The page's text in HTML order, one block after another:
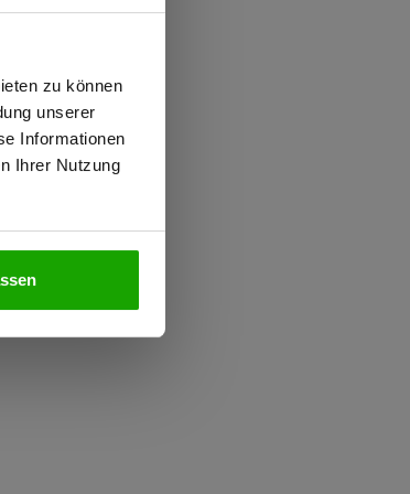
zu können
unserer
Informationen
Ihrer Nutzung